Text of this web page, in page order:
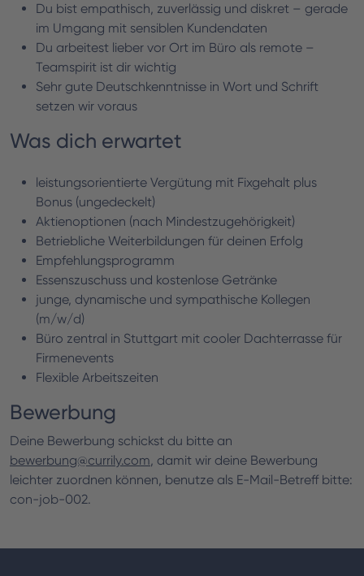
Du bist empathisch, zuverlässig und diskret – gerade
im Umgang mit sensiblen Kundendaten
Du arbeitest lieber vor Ort im Büro als remote –
Teamspirit ist dir wichtig
Sehr gute Deutschkenntnisse in Wort und Schrift
setzen wir voraus
Was dich erwartet
leistungsorientierte Vergütung mit Fixgehalt plus
Bonus (ungedeckelt)
Aktienoptionen (nach Mindestzugehörigkeit)
Betriebliche Weiterbildungen für deinen Erfolg
Empfehlungsprogramm
Essenszuschuss und kostenlose Getränke
junge, dynamische und sympathische Kollegen
(m/w/d)
Büro zentral in Stuttgart mit cooler Dachterrasse für
Firmenevents
Flexible Arbeitszeiten
Bewerbung
Deine Bewerbung schickst du bitte an
bewerbung@currily.com, damit wir deine Bewerbung
leichter zuordnen können, benutze als E-Mail-Betreff bitte:
con-job-002.